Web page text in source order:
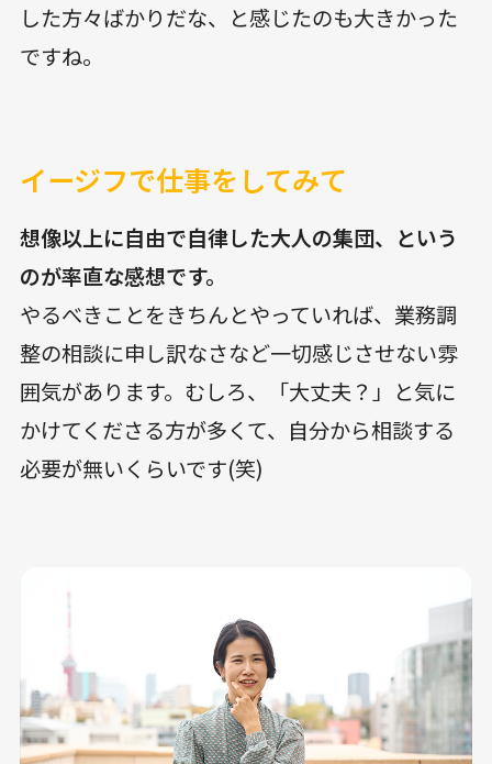
した方々ばかりだな、と感じたのも大きかった
ですね。
イージフで仕事をしてみて
想像以上に自由で自律した大人の集団、という
のが率直な感想です。
やるべきことをきちんとやっていれば、業務調
整の相談に申し訳なさなど一切感じさせない雰
囲気があります。むしろ、「大丈夫？」と気に
かけてくださる方が多くて、自分から相談する
必要が無いくらいです(笑)